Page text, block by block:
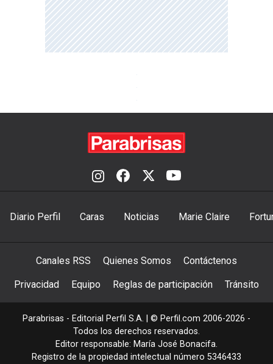
Diario Perfil Caras Noticias Marie Claire
Canales RSS Quienes Somos Contáctenos
Privacidad Equipo Reglas de participación Tránsito
Parabrisas - Editorial Perfil S.A. | © Perfil.com 2006-2026 -
Todos los derechos reservados.
Editor responsable: María José Bonacifa.
Registro de la propiedad intelectual número 5346433